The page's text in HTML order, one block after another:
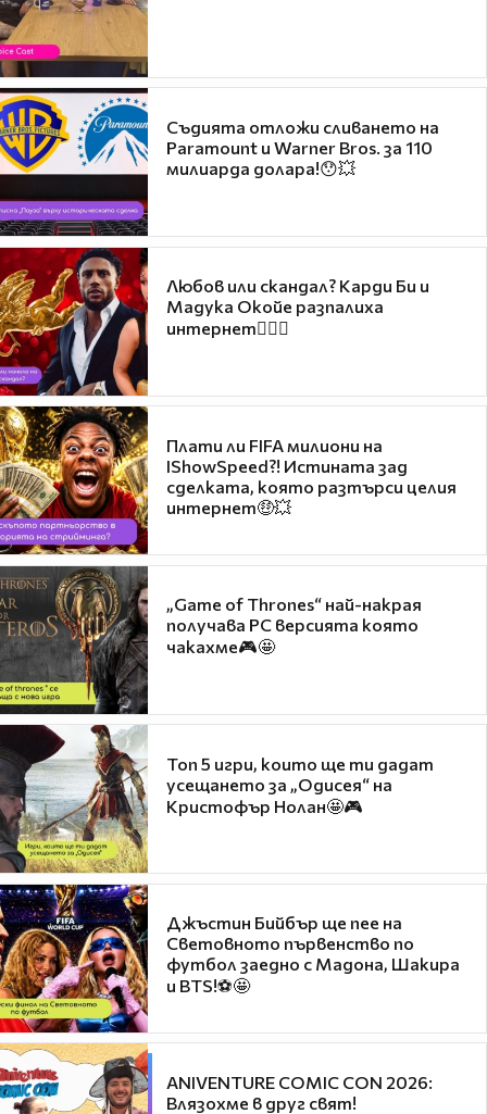
Съдията отложи сливането на
Paramount и Warner Bros. за 110
милиарда долара!😯💥
Любов или скандал? Карди Би и
Мадука Окойе разпалиха
интернет❤️‍🔥🔥
Плати ли FIFA милиони на
IShowSpeed?! Истината зад
сделката, която разтърси целия
интернет🤑💥
„Game of Thrones“ най-накрая
получава PC версията която
чакахме🎮🤩
Топ 5 игри, които ще ти дадат
усещането за „Одисея“ на
Кристофър Нолан🤩🎮
Джъстин Бийбър ще пее на
Световното първенство по
футбол заедно с Мадона, Шакира
и BTS!⚽🤩
ANIVENTURE COMIC CON 2026:
Влязохме в друг свят!